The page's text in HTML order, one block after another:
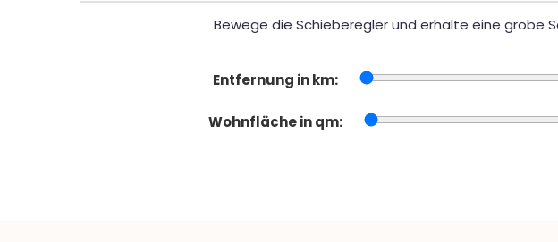
Bewege die Schieberegler und erhalte eine grobe
Entfernung in km:
Wohnfläche in qm: